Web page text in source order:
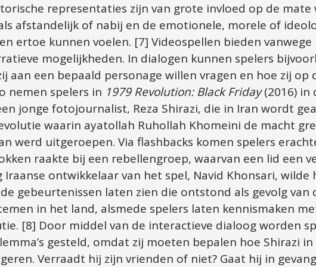
representaties zijn van grote invloed op de mate
afstandelijk of nabij en de emotionele, morele of
ertoe kunnen voelen. [7] Videospellen bieden vanwege
mogelijkheden. In dialogen kunnen spelers
aan een bepaald personage willen vragen en hoe zij op
nemen spelers in 1979 Revolution: Black Friday (2016) in
jonge fotojournalist, Reza Shirazi, die in Iran wordt
waarin ayatollah Ruhollah Khomeini de macht
werd uitgeroepen. Via flashbacks komen spelers
raakte bij een rebellengroep, waarvan een lid een
Iraanse ontwikkelaar van het spel, Navid Khonsari, wilde
gebeurtenissen laten zien die ontstond als gevolg van
in het land, alsmede spelers laten kennismaken
[8] Door middel van de interactieve dialoog worden
gesteld, omdat zij moeten bepalen hoe Shirazi in
Verraadt hij zijn vrienden of niet? Gaat hij in